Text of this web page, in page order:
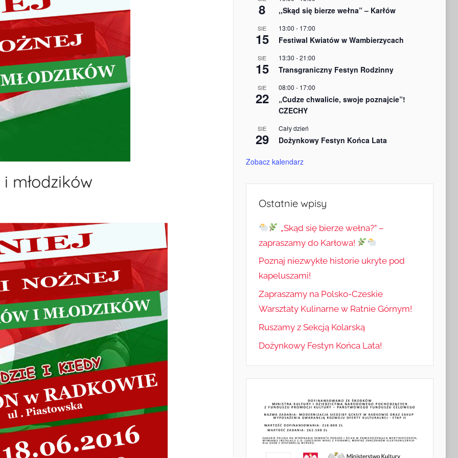
młodzików
8 ,,Skąd się bierze wełna” – Karłów
SIE
15
13:00 - 17:00
Festiwal Kwiatów w Wambierzycach
SIE
15
13:30 -21:00
Transgraniczny Festyn Rodzinny
SIE
22
08:00 - 17:00
„Cudze chwalicie, swoje poznajcie”!
CZECHY
SIE
29
Cały dzień
Dożynkowy Festyn Końca Lata
Zobacz kalendarz
Ostatnie wpisy
„Skąd się bierze wełna?” –
zapraszamy do Karłowa!
Poznaj niezwykłe historie ukryte pod
kapeluszami!
Zapraszamy na Polsko-Czeskie
Warsztaty Kulinarne w Ratnie Górnym!
Ruszamy z Sekcją Kolarską
Dożynkowy Festyn Końca Lata!